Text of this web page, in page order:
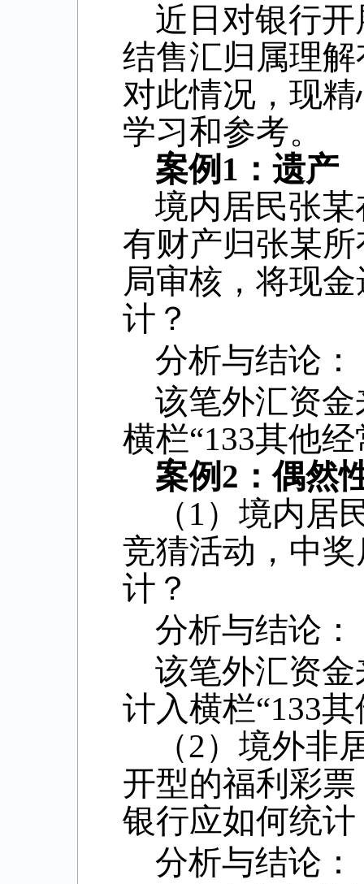
近日对银行
结售汇归属理
对此情况，现
学习和参考。
案例 1 ：遗产
境内居民张
有财产归张某
局审核，将现
计？
分析与结论：
该笔外汇资
横栏“133其他经
案例2 ：偶然
（1）境内居
竞猜活动，中
计？
分析与结论：
该笔外汇资
计入横栏“133其
（2）境外非
开型的福利彩
银行应如何统计
分析与结论：